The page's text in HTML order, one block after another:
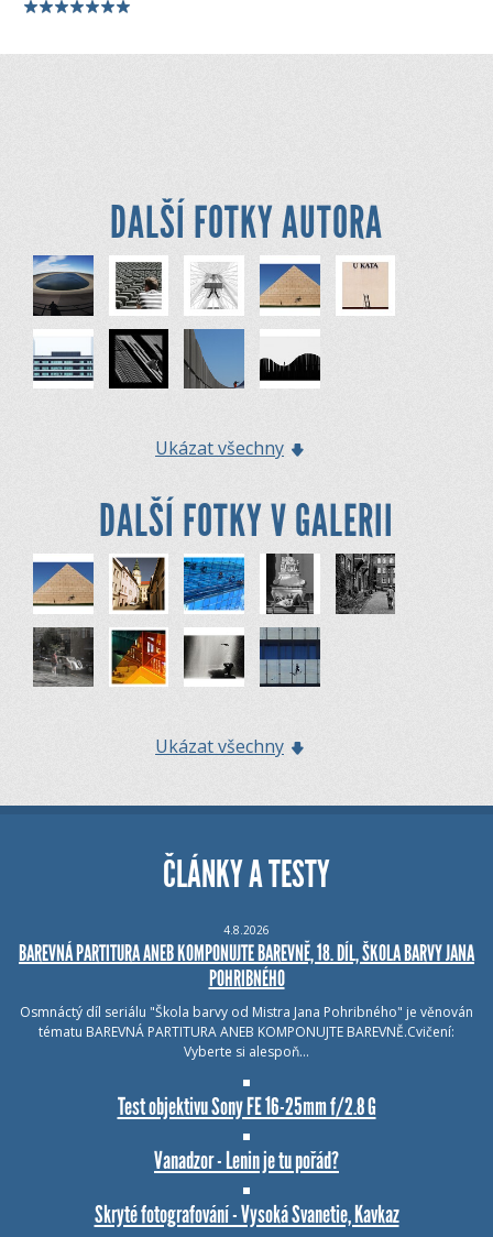
DALŠÍ FOTKY AUTORA
Ukázat všechny
DALŠÍ FOTKY V GALERII
Ukázat všechny
ČLÁNKY A TESTY
4.8.2026
BAREVNÁ PARTITURA ANEB KOMPONUJTE BAREVNĚ, 18. DÍL, ŠKOLA BARVY JANA
POHRIBNÉHO
Osmnáctý díl seriálu "Škola barvy od Mistra Jana Pohribného" je věnován
tématu BAREVNÁ PARTITURA ANEB KOMPONUJTE BAREVNĚ.Cvičení:
Vyberte si alespoň…
Test objektivu Sony FE 16-25mm f/2.8 G
Vanadzor - Lenin je tu pořád?
Skryté fotografování - Vysoká Svanetie, Kavkaz